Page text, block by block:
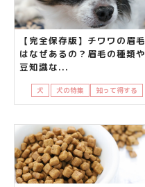
【完全保存版】チワワの眉毛
はなぜあるの？眉毛の種類や
豆知識な...
犬 犬の特集 知って得する